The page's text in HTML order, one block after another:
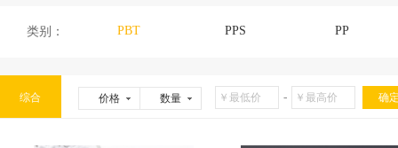
类别： PBT PPS PP
综合 价格 数量 -